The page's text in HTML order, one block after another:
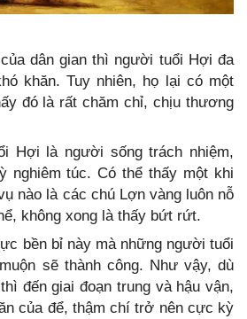
dân gian thì người tuổi Hợi đa
khăn. Tuy nhiên, họ lại có một
đó là rất chăm chỉ, chịu thương
Hợi là người sống trách nhiệm,
nghiêm túc. Có thể thấy một khi
nào là các chú Lợn vàng luôn nỗ
không xong là thấy bứt rứt.
bền bỉ này mà những người tuổi
sẽ thành công. Như vậy, dù
đến giai đoạn trung và hậu vận,
của để, thậm chí trở nên cực kỳ